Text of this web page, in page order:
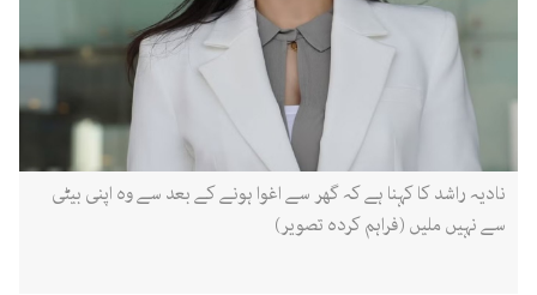
نادیہ راشد کا کہنا ہے کہ گھر سے اغوا ہونے کے بعد سے وہ اپنی بیٹی
سے نہیں ملیں (فراہم کردہ تصویر)